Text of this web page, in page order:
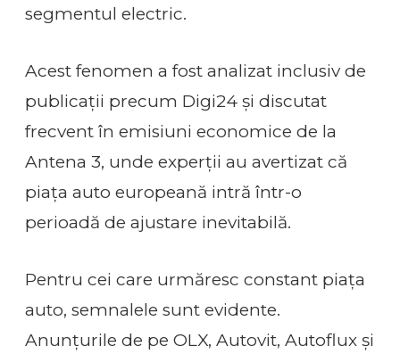
segmentul electric.
Acest fenomen a fost analizat inclusiv de
publicații precum Digi24 și discutat
frecvent în emisiuni economice de la
Antena 3, unde experții au avertizat că
piața auto europeană intră într-o
perioadă de ajustare inevitabilă.
Pentru cei care urmăresc constant piața
auto, semnalele sunt evidente.
Anunțurile de pe OLX, Autovit, Autoflux și